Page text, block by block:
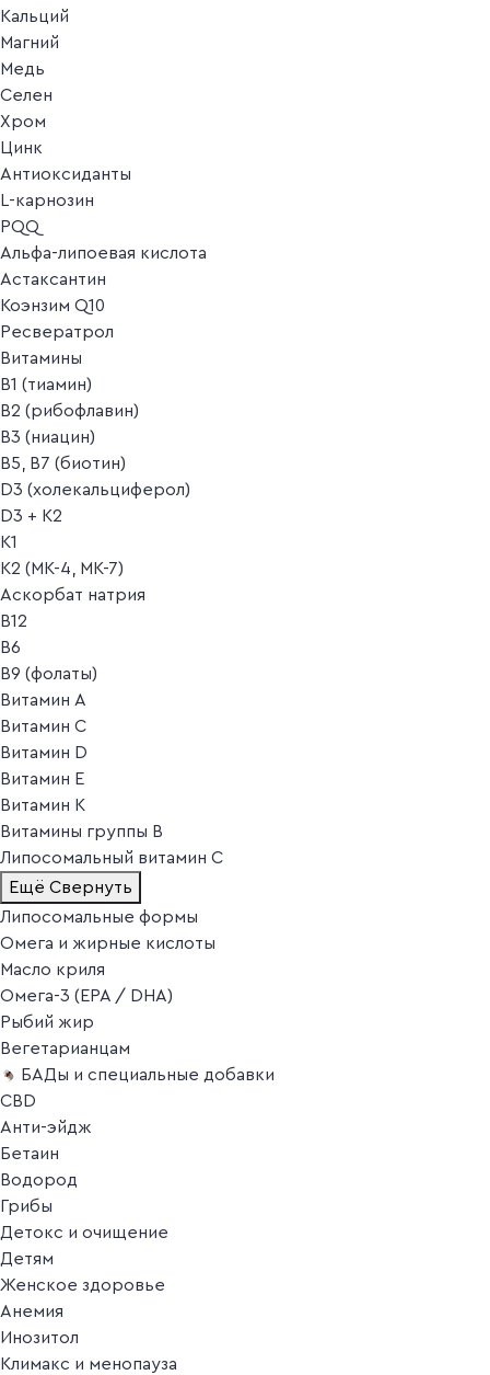
Кальций
Магний
Медь
Селен
Хром
Цинк
Антиоксиданты
L-карнозин
PQQ
Альфа-липоевая кислота
Астаксантин
Коэнзим Q10
Ресвератрол
Витамины
B1 (тиамин)
B2 (рибофлавин)
B3 (ниацин)
B5, B7 (биотин)
D3 (холекальциферол)
D3 + K2
K1
K2 (MK-4, MK-7)
Аскорбат натрия
В12
В6
В9 (фолаты)
Витамин A
Витамин C
Витамин D
Витамин E
Витамин K
Витамины группы B
Липосомальный витамин C
Ещё Свернуть
Липосомальные формы
Омега и жирные кислоты
Масло криля
Омега-3 (EPA / DHA)
Рыбий жир
Вегетарианцам
БАДы и специальные добавки
CBD
Анти-эйдж
Бетаин
Водород
Грибы
Детокс и очищение
Детям
Женское здоровье
Анемия
Инозитол
Климакс и менопауза